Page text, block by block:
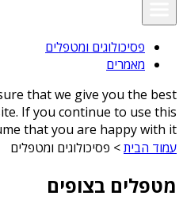
פסיכולוגים ומטפלים
מאמרים
that we give you the best
If you continue to use this
that you are happy with it
עמוד הבית> פסיכולוגים ומטפלים
מטפלים בצופים